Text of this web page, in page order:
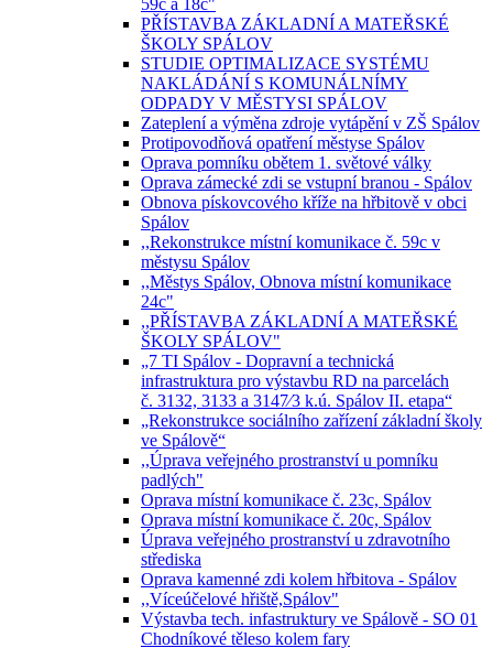
59c a 18c"
PŘÍSTAVBA ZÁKLADNÍ A MATEŘSKÉ
ŠKOLY SPÁLOV
STUDIE OPTIMALIZACE SYSTÉMU
NAKLÁDÁNÍ S KOMUNÁLNÍMY
ODPADY V MĚSTYSI SPÁLOV
Zateplení a výměna zdroje vytápění v ZŠ Spálov
Protipovodňová opatření městyse Spálov
Oprava pomníku obětem 1. světové války
Oprava zámecké zdi se vstupní branou - Spálov
Obnova pískovcového kříže na hřbitově v obci
Spálov
,,Rekonstrukce místní komunikace č. 59c v
městysu Spálov
,,Městys Spálov, Obnova místní komunikace
24c"
,,PŘÍSTAVBA ZÁKLADNÍ A MATEŘSKÉ
ŠKOLY SPÁLOV"
„7 TI Spálov - Dopravní a technická
infrastruktura pro výstavbu RD na parcelách
č. 3132, 3133 a 3147⁄3 k.ú. Spálov II. etapa“
„Rekonstrukce sociálního zařízení základní školy
ve Spálově“
,,Úprava veřejného prostranství u pomníku
padlých"
Oprava místní komunikace č. 23c, Spálov
Oprava místní komunikace č. 20c, Spálov
Úprava veřejného prostranství u zdravotního
střediska
Oprava kamenné zdi kolem hřbitova - Spálov
,,Víceúčelové hřiště,Spálov"
Výstavba tech. infastruktury ve Spálově - SO 01
Chodníkové těleso kolem fary